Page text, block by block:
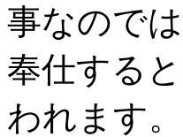
事なので
奉仕する
われます。